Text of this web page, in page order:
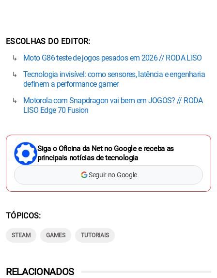
ESCOLHAS DO EDITOR
Moto G86 teste de jogos pesados em 2026 // RODA LISO
Tecnologia invisível: como sensores, latência e engenharia
definem a performance gamer
Motorola com Snapdragon vai bem em JOGOS? // RODA
LISO Edge 70 Fusion
Siga o Oficina da Net no Google e receba as
principais notícias de tecnologia
Seguir no Google
TÓPICOS
STEAM GAMES TUTORIAIS
RELACIONADOS